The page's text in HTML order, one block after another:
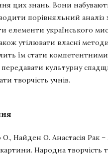
цих знань. Вони
порівняльний аналіз
елементи українського
утілювати власні
їм стати компетентними
культурну
творчість учнів.
Найден О. Анастасія Рак –
Народна творчість